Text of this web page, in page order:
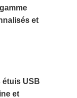
et
étuis USB
et